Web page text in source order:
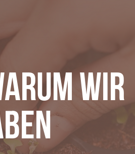
Wir